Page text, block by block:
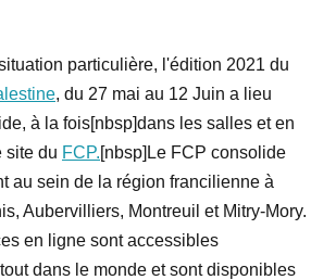
particulière, l'édition 2021 du
, du 27 mai au 12 Juin a lieu
à la fois[nbsp]dans les salles et en
site du FCP.[nbsp]Le FCP consolide
au sein de la région francilienne à
Aubervilliers, Montreuil et Mitry-Mory.
en ligne sont accessibles
dans le monde et sont disponibles